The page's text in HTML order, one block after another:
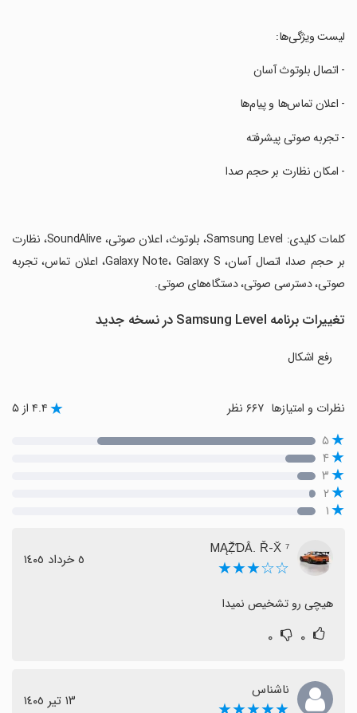
‏لیست ویژگی‌ها:
‏- اتصال بلوتوث آسان
‏- اعلان تماس‌ها و پیام‌ها
‏- تجربه صوتی پیشرفته
‏- امکان نظارت بر حجم صدا
‏کلمات کلیدی: Samsung Level، بلوتوث، اعلان صوتی، SoundAlive، نظارت
بر حجم صدا، اتصال آسان، Galaxy Note، Galaxy S، اعلان تماس، تجربه
صوتی، دسترسی صوتی، دستگاه‌های صوتی.
تغییرات برنامه Samsung Level در نسخه جدید
رفع اشکال
نظرات و امتیازها ۴.۴ از ۵
۵
۴
۳
۲
۱
MĄẒ̌ƊÂ. Ř-X̌ ⁷
☆☆★★★ ٥ خرداد ١٤٠٥
هیچی رو تشخیص نمیدا
۰ ۰
ناشناس
١٣ تیر ١٤٠٥